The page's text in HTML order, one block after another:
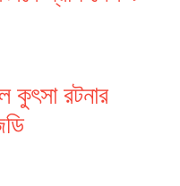
কুৎসা রটনার